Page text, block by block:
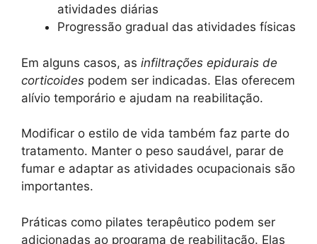
atividades diárias
Progressão gradual das atividades físicas
Em alguns casos, as infiltrações epidurais de
corticoides podem ser indicadas. Elas oferecem
alívio temporário e ajudam na reabilitação.
Modificar o estilo de vida também faz parte do
tratamento. Manter o peso saudável, parar de
fumar e adaptar as atividades ocupacionais são
importantes.
Práticas como pilates terapêutico podem ser
adicionadas ao programa de reabilitação. Elas